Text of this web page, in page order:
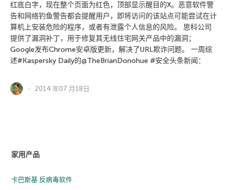
红底白字，现在整个页面为红色，顶部显示醒目的X。恶意软件警
告和网络钓鱼警告都会提醒用户，即将访问的该站点可能尝试在计
算机上安装危险的程序，或者有泄露个人信息的风险。 思科公司
提供了漏洞补丁，用于修复其无线住宅网关产品中的漏洞；
Google发布Chrome安卓版更新，解决了URL欺诈问题。 一周综
述#Kaspersky Daily的@TheBrianDonohue #安全头条新闻：
2014 年07 月18日
家用产品
卡巴斯基 反病毒软件